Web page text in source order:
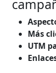
Más
UTM